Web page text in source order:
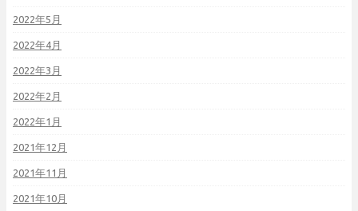
2022年5月
2022年4月
2022年3月
2022年2月
2022年1月
2021年12月
2021年11月
2021年10月